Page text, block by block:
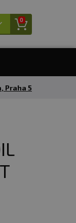
0
Praha 5